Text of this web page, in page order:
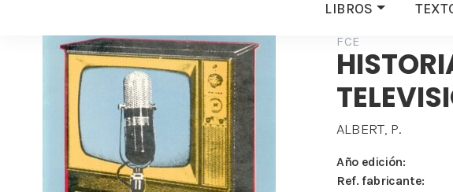
LIBROS
FCE
ALBERT, P.
Año edición:
Ref. fabricante: